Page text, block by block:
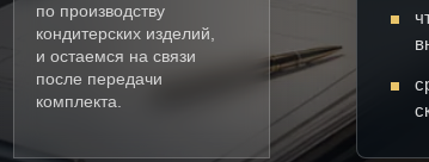
по производству
кондитерских изделий,
и остаемся на связи
после передачи
комплекта.